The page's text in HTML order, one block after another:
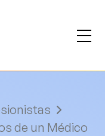
de un Médico